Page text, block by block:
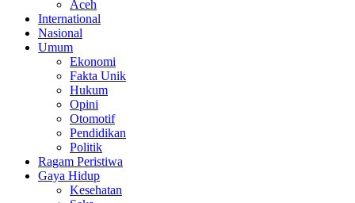
Aceh
International
Nasional
Umum
Ekonomi
Fakta Unik
Hukum
Opini
Otomotif
Pendidikan
Politik
Ragam Peristiwa
Gaya Hidup
Kesehatan